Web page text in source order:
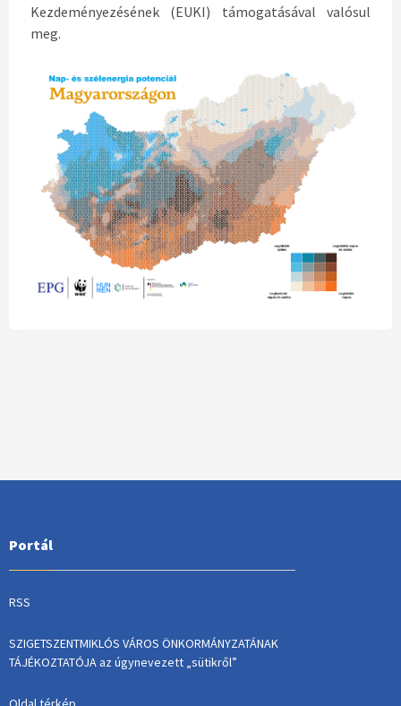
Kezdeményezésének (EUKI) támogatásával valósul
meg.
Portál
RSS
SZIGETSZENTMIKLÓS VÁROS ÖNKORMÁNYZATÁNAK
TÁJÉKOZTATÓJA az úgynevezett „sütikről”